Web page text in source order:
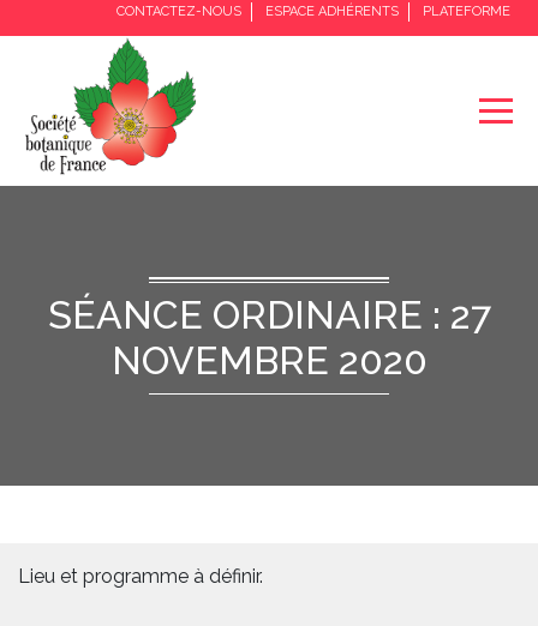
CONTACTEZ-NOUS ESPACE ADHÉRENTS PLATEFORME
SÉANCE ORDINAIRE : 27
NOVEMBRE 2020
Lieu et programme à définir.